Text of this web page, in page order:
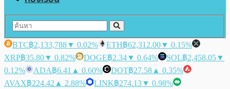
BTC฿2,133,788▼ 0.02% ETH฿62,312.00▼ 0.15%
XRP฿35.80▼ 0.82% DOGE฿2.34▼ 0.64% SOL฿2,458.05▼
0.12%
ADA฿6.41 ▲ 0.60% DOT฿27.58 ▲ 0.35%
AVAX฿224.42 ▲ 2.88% LINK฿274.13▼ 0.98%